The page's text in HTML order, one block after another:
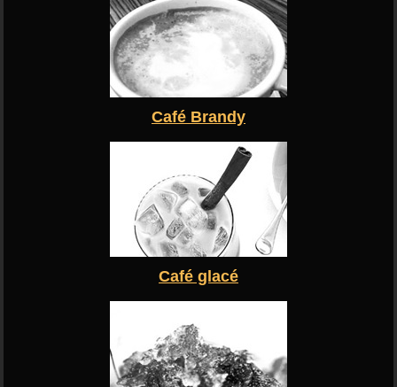
Café Brandy
Café glacé